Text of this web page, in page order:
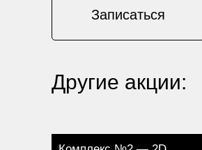
Другие акции:
Записаться